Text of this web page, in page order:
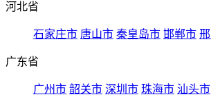
河北省
石家庄市 唐山市 秦皇岛市 邯郸市
广东省
广州市 韶关市 深圳市 珠海市 汕头市